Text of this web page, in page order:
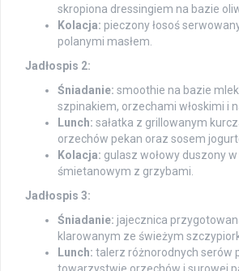
skropiona dressingiem na bazie
Kolacja: pieczony łosoś
polanymi masłem.
Jadłospis 2:
Śniadanie: smoothie na bazie
szpinakiem, orzechami włoskimi i
Lunch: sałatka z grillowanym
orzechów pekan oraz sosem
Kolacja: gulasz wołowy duszony
śmietanowym z grzybami.
Jadłospis 3:
Śniadanie: jajecznica
klarowanym ze świeżym
Lunch: talerz różnorodnych serów
towarzystwie orzechów i surowej